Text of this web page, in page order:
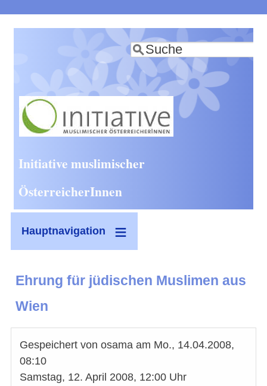
zum
Inhalt
Suche
Initiative muslimischer
ÖsterreicherInnen
Hauptnavigation
Ehrung für jüdischen Muslimen aus
Wien
Gespeichert von osama am Mo., 14.04.2008,
08:10
Samstag, 12. April 2008, 12:00 Uhr